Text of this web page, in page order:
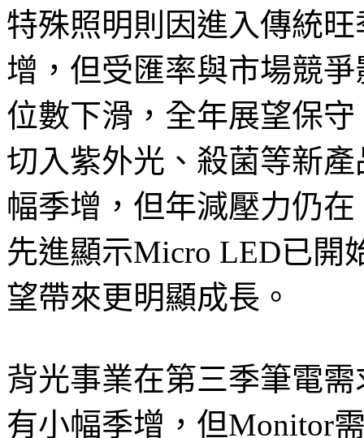
特殊照明則因進入傳統
增，但受匯率與市場競
位數下滑，全年展望保
切入紫外光、殺菌等新
幅季增，但年減壓力仍
先進顯示Micro LED已開
望帶來更明顯成長。
背光事業在第三季筆電
有小幅季增，但Monitor